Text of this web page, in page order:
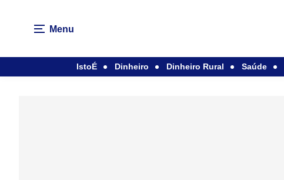
Menu
IstoÉ Dinheiro Dinheiro Rural Saúde